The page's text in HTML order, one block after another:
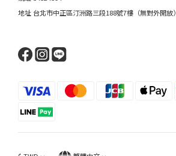
地址 台北市中正區汀洲路三段188號7樓（無對外開放）